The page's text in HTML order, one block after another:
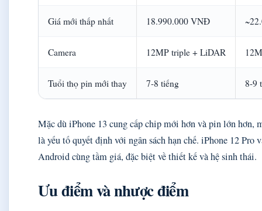
Giá mới thấp nhất 18.990.000 VNĐ
Camera 12MP triple + LiDAR
Tuổi thọ pin mới thay 7-8 tiếng 8-9
Mặc dù iPhone 13 cung cấp chip mới hơn và pin lớn hơn,
là yếu tố quyết định với ngân sách hạn chế. iPhone 12
Android cùng tầm giá, đặc biệt về thiết kế và hệ sinh thái.
Ưu điểm và nhược điểm